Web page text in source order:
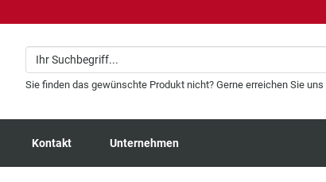
Sie finden das gewünschte Produkt nicht? Gerne erreichen Sie
Kontakt Unternehmen